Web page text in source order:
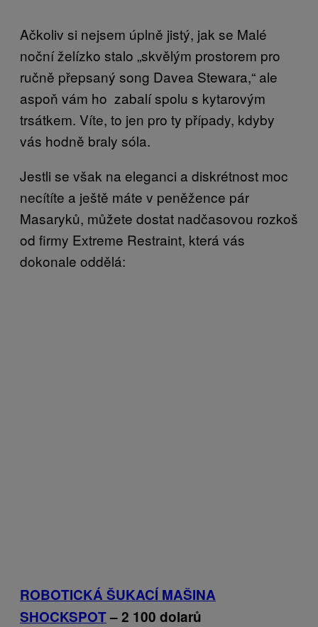
Ačkoliv si nejsem úplně jistý, jak se Malé
noční želízko stalo „skvělým prostorem pro
ručně přepsaný song Davea Stewara,“ ale
aspoň vám ho zabalí spolu s kytarovým
trsátkem. Víte, to jen pro ty případy, kdyby
vás hodně braly sóla.
Jestli se však na eleganci a diskrétnost moc
necítíte a ještě máte v peněžence pár
Masaryků, můžete dostat nadčasovou rozkoš
od firmy Extreme Restraint, která vás
dokonale oddělá:
ROBOTICKÁ ŠUKACÍ MAŠINA
SHOCKSPOT– 2 100 dolarů